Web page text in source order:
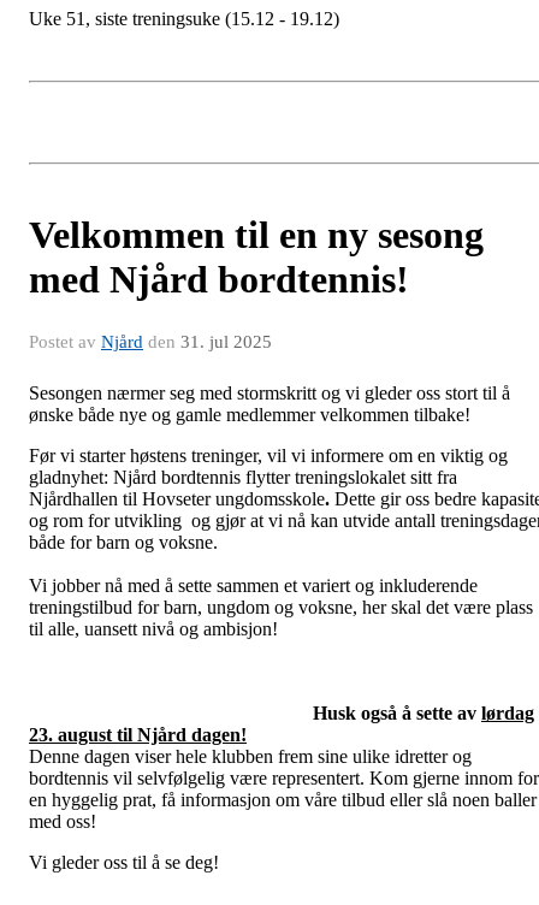
Uke 51, siste treningsuke (15.12 - 19.12)
Velkommen til en ny sesong
med Njård bordtennis!
Postet av Njård den 31. jul 2025
Sesongen nærmer seg med stormskritt og vi gleder oss stort til å
ønske både nye og gamle medlemmer velkommen tilbake!
Før vi starter høstens treninger, vil vi informere om en viktig og
gladnyhet: Njård bordtennis flytter treningslokalet sitt fra
Njårdhallen til Hovseter ungdomsskole. Dette gir oss bedre
og rom for utvikling og gjør at vi nå kan utvide antall
både for barn og voksne.
Vi jobber nå med å sette sammen et variert og inkluderende
treningstilbud for barn, ungdom og voksne, her skal det være plass
til alle, uansett nivå og ambisjon!
Husk også å sette av lørdag
23. august til Njård dagen!
Denne dagen viser hele klubben frem sine ulike idretter og
bordtennis vil selvfølgelig være representert. Kom gjerne innom for
en hyggelig prat, få informasjon om våre tilbud eller slå noen baller
med oss!
Vi gleder oss til å se deg!